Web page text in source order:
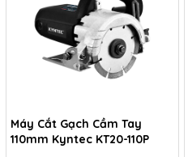
Máy Cắt Gạch Cầm Tay
110mm Kyntec KT20-110P